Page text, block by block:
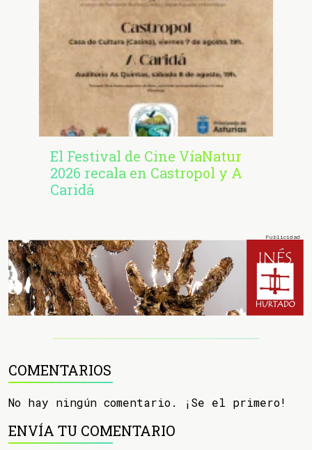
El Festival de Cine VíaNatur
2026 recala en Castropol y A
Caridá
COMENTARIOS
No hay ningún comentario. ¡Se el primero!
ENVÍA TU COMENTARIO